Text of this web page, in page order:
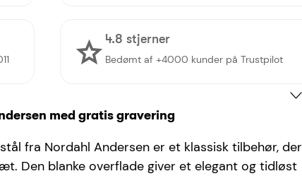
4.8 stjerner
Bedømt af +4000 kunder på Trustpilot
med gratis gravering
fra Nordahl Andersen er et klassisk tilbehør, der
Den blanke overflade giver et elegant og tidløst